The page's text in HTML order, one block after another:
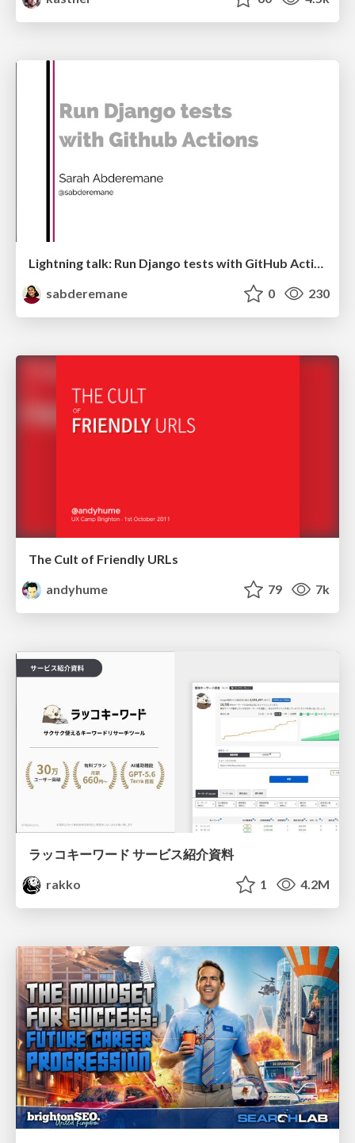
Lightning talk: Run Django tests with GitHub Actions
sabderemane
0 230
The Cult of Friendly URLs
andyhume
79 7k
ラッコキーワード サービス紹介資料
rakko
1 4.2M